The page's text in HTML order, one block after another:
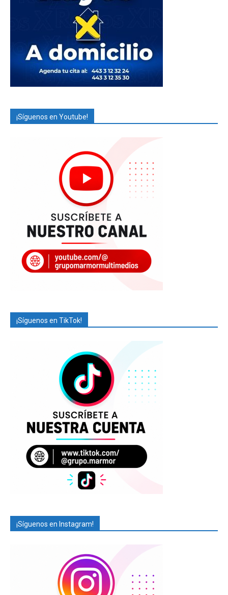
¡Síguenos en Youtube!
¡Síguenos en TikTok!
¡Síguenos en Instagram!